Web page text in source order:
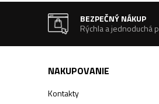
BEZPEČNÝ NÁKUP
Rýchla a jednoduchá
NAKUPOVANIE
Kontakty